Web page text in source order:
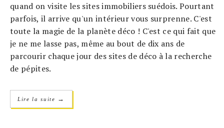
quand on visite les sites immobiliers suédois. Pourtant
parfois, il arrive qu'un intérieur vous surprenne. C'est
toute la magie de la planète déco ! C'est ce qui fait que
je ne me lasse pas, même au bout de dix ans de
parcourir chaque jour des sites de déco à la recherche
de pépites.
Lire la suite →